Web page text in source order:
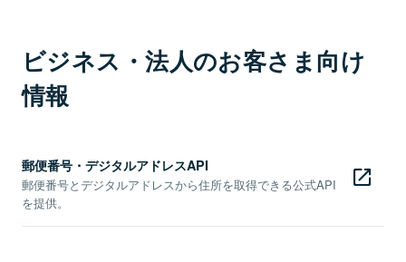
ビジネス・法人のお客さま向け
情報
郵便番号・デジタルアドレスAPI
郵便番号とデジタルアドレスから住所を取得できる公式API
を提供。